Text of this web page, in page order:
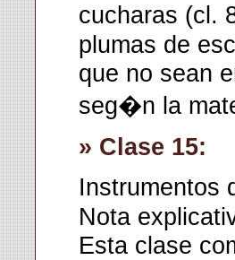
cucharas (cl.
plumas de
que no sean
seg�n la
» Clase 15:
Instrumentos
Nota
Esta clase